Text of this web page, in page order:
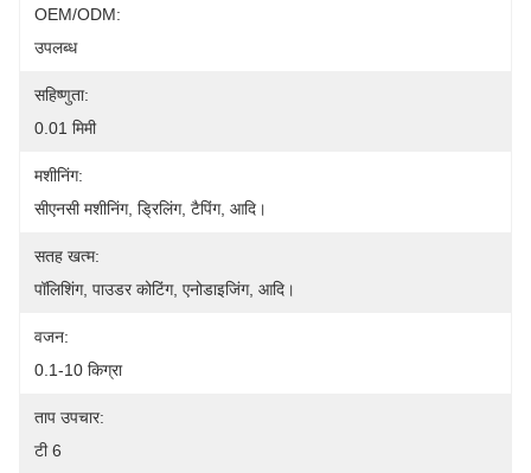
OEM/ODM:
उपलब्ध
सहिष्णुता:
0.01 मिमी
मशीनिंग:
सीएनसी मशीनिंग, ड्रिलिंग, टैपिंग, आदि।
सतह खत्म:
पॉलिशिंग, पाउडर कोटिंग, एनोडाइजिंग, आदि।
वजन:
0.1-10 किग्रा
ताप उपचार:
टी 6